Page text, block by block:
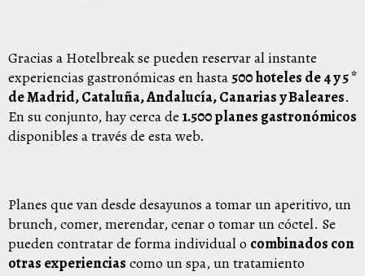
Gracias a Hotelbreak se pueden reservar al instante
experiencias gastronómicas en hasta 500 hoteles de 4 y 5 *
de Madrid, Cataluña, Andalucía, Canarias y Baleares.
En su conjunto, hay cerca de 1.500 planes gastronómicos
disponibles a través de esta web.
Planes que van desde desayunos a tomar un aperitivo, un
brunch, comer, merendar, cenar o tomar un cóctel. Se
pueden contratar de forma individual o combinados con
otras experiencias como un spa, un tratamiento